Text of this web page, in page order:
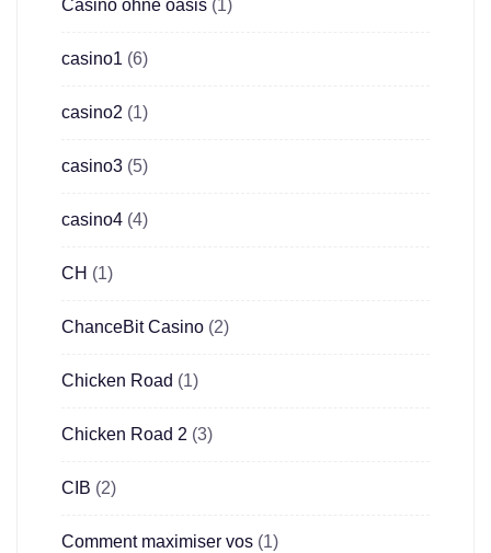
Casino ohne oasis (1)
casino1 (6)
casino2 (1)
casino3 (5)
casino4 (4)
CH (1)
ChanceBit Casino (2)
Chicken Road (1)
Chicken Road 2 (3)
CIB (2)
Comment maximiser vos (1)